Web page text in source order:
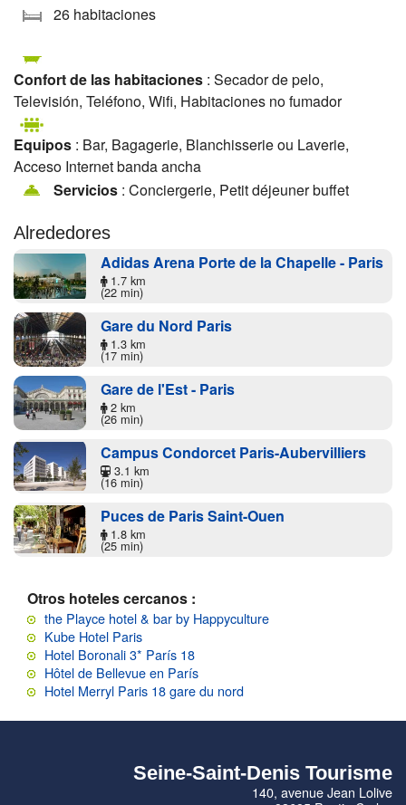
26 habitaciones
Confort de las habitaciones : Secador de pelo,
Televisión, Teléfono, Wifi, Habitaciones no fumador
Equipos : Bar, Bagagerie, Blanchisserie ou Laverie,
Acceso Internet banda ancha
Servicios : Conciergerie, Petit déjeuner buffet
Alrededores
Adidas Arena Porte de la Chapelle - Paris
1.7 km
(22 min)
Gare du Nord Paris
1.3 km
(17 min)
Gare de l'Est - Paris
2 km
(26 min)
Campus Condorcet Paris-Aubervilliers
3.1 km
(16 min)
Puces de Paris Saint-Ouen
1.8 km
(25 min)
Otros hoteles cercanos :
the Playce hotel & bar by Happyculture
Kube Hotel Paris
Hotel Boronali 3* París 18
Hôtel de Bellevue en París
Hotel Merryl Paris 18 gare du nord
Seine-Saint-Denis Tourisme
140, avenue Jean Lolive